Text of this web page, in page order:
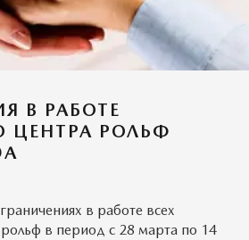
MAZDA CX-50
СЕРВИСУ
В РАБОТЕ
ЦЕНТРА РОЛЬФ
в работе всех
в период с 28 марта по 14